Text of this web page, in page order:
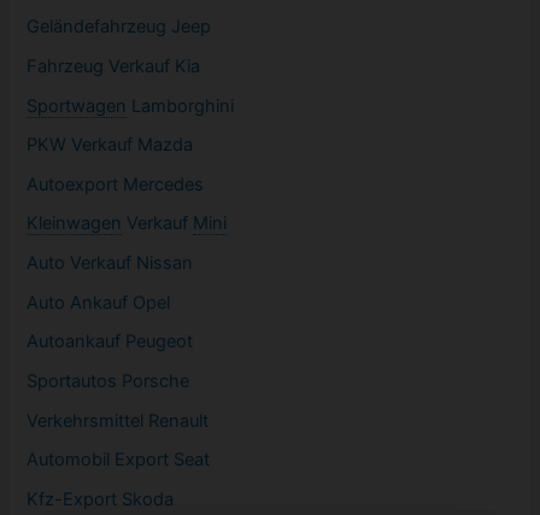
Geländefahrzeug Jeep
Fahrzeug Verkauf Kia
Sportwagen Lamborghini
PKW Verkauf Mazda
Autoexport Mercedes
Kleinwagen Verkauf Mini
Auto Verkauf Nissan
Auto Ankauf Opel
Autoankauf Peugeot
Sportautos Porsche
Verkehrsmittel Renault
Automobil
Export Seat
Kfz-Export Skoda